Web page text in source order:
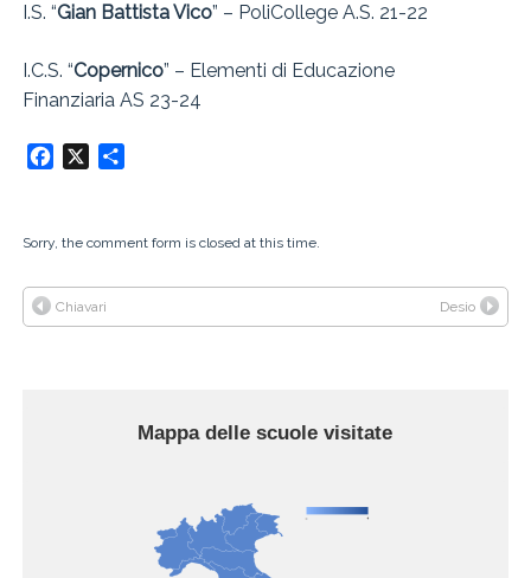
I.S. “Gian Battista Vico” – PoliCollege A.S. 21-22
I.C.S. “Copernico” – Elementi di Educazione
Finanziaria AS 23-24
Facebook
Sorry, the comment form is closed at this time.
Chiavari Desio
Mappa delle scuole visitate